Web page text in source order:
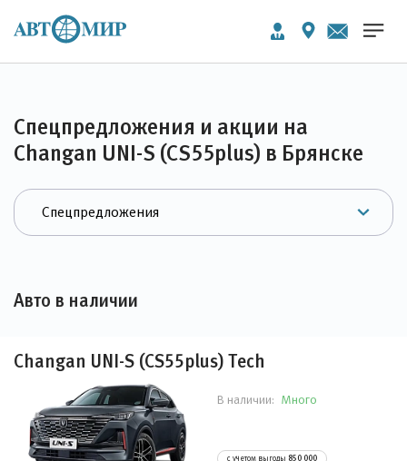
Спецпредложения и акции на
Changan UNI-S (CS55plus) в Брянске
Авто в наличии
Changan UNI-S (CS55plus) Tech
В наличии: Много
с учетом выгоды 850 000